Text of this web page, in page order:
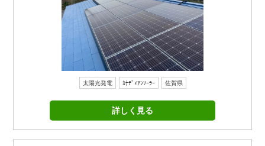
太陽光発電 ｶﾅﾃﾞｨｱﾝｿｰﾗｰ 佐賀県
詳しく見る